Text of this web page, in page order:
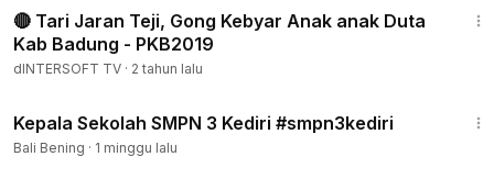
🔴 Tari Jaran Teji, Gong Kebyar Anak anak Duta
Kab Badung - PKB2019
dINTERSOFT TV · 2 tahun lalu
Kepala Sekolah SMPN 3 Kediri #smpn3kediri
Bali Bening · 1 minggu lalu